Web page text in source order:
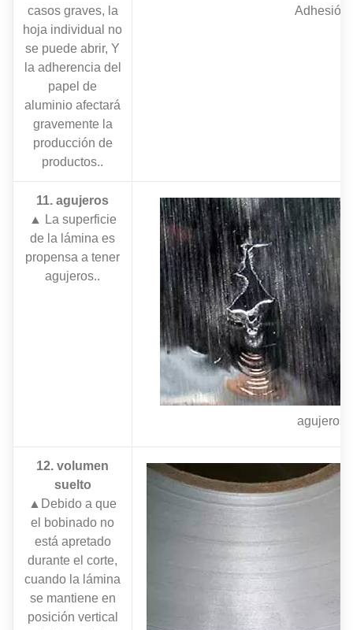
casos graves, la
hoja individual no
se puede abrir, Y
la adherencia del
papel de
aluminio afectará
gravemente la
producción de
productos..
Adhesión
11. agujeros
▲ La superficie
de la lámina es
propensa a tener
agujeros..
agujeros
12. volumen
suelto
▲Debido a que
el bobinado no
está apretado
durante el corte,
cuando la lámina
se mantiene en
posición vertical